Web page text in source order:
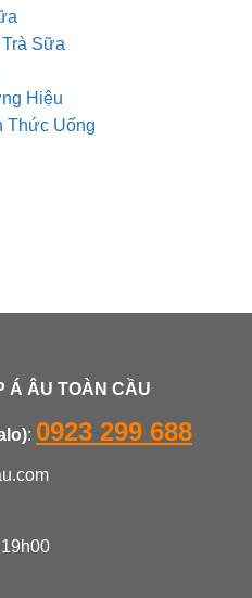
Sữa
Hiệu
Thức Uống
Á ÂU TOÀN CẦU
: 0923 299 688